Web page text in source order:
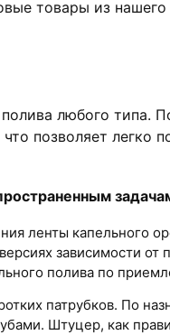
товары из
полива любого
позволяет
ленты капельного
зависимости
полива по
патрубков. По
Штуцер, как